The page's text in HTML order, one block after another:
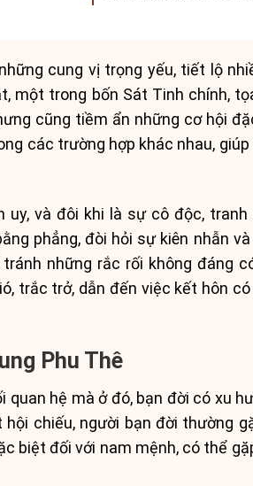
cung vị trọng yếu, tiết lộ
một trong bốn Sát Tinh chính,
cũng tiềm ẩn những cơ hội
các trường hợp khác nhau,
và đôi khi là sự cô độc,
phẳng, đòi hỏi sự kiên nhẫn
những rắc rối không đáng
trắc trở, dẫn đến việc kết hôn
Phu Thê
hệ mà ở đó, bạn đời có xu
chiếu, người bạn đời thường
biệt đối với nam mệnh, có thể